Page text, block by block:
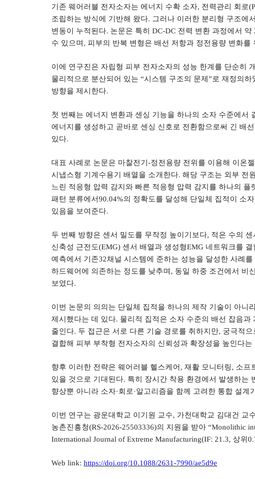
기존 웨어러블 전자소자는 에너지 수확 소자, 전력관리 회로
조립하는 방식에 기반해 왔다. 그러나 이러한 분리형 구조에
변동이 누적된다. 논문은 특히 DC-DC 전력 변환 과정에서 약
수 있으며 , 피부의 반복 변형은 배선 저항과 정전용량 변화
이에 연구진은 자립형 피부 전자소자의 성능 한계를 단순히
물리적으로 분산되어 있는“시스템 구조의 문제”로 재정의하
방향을 제시한다.
첫 번째는 에너지 변환과 센싱 기능을 하나의 소자 수준에서
에너지를 생성하고 곧바로 센싱 신호로 전환함으로써 긴 배선
있다.
대표 사례로 논문은 마찰전기-정전용량 전위를 이용해 이온
시냅스형 기계수용기 배열을 소개한다.해당 구조는 외부 전
느린 적응형 압력 감지와 빠른 적응형 압력 감지를 하나의 플
패턴 분류에서90.04%의 정확도를 달성해 단일체 집적이 소
있음을 보여준다.
두 번째 방향은 센서 밀도를 무작정 높이기보다, 적은 수의
신축성 근전도(EMG)센서 배열과 생성형EMG 네트워크를
예측에서 기존32채널 시스템에 준하는 성능을 달성한 사례
하드웨어에 의존하는 정도를 낮추며 , 동일 하중 조건에서 비
보였다.
이번 논문의 의의는 단일체 집적을 하나의 제작 기술이 아니
제시했다는 데 있다. 물리적 집적은 소자 수준의 배선 잡음과
줄인다. 두 접근은 서로 다른 기술 경로를 취하지만, 궁극적
결합해 피부 부착형 전자소자의 신뢰성과 확장성을 높인다
향후 이러한 전략은 웨어러블 헬스케어 ,재활 모니터링, 소프
있을 것으로 기대된다. 특히 장시간 착용 환경에서 발생하는
향상뿐 아니라 소자·회로·알고리즘을 함께 고려한 통합 설계
이번 연구는 광운대학교 이기원 교수, 가천대학교 김대건 교
농촌진흥청(RS-2026-25503336)의 지원을 받아“Monolithic
International Journal of Extreme Manufacturing(IF: 21.3, 상위
Web link:https://doi.org/10.1088/2631-7990/ae5d9e